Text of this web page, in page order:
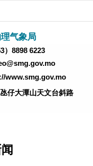
气象局
）8898 6223
www.smg.gov.mo
仔大潭山天文台斜路